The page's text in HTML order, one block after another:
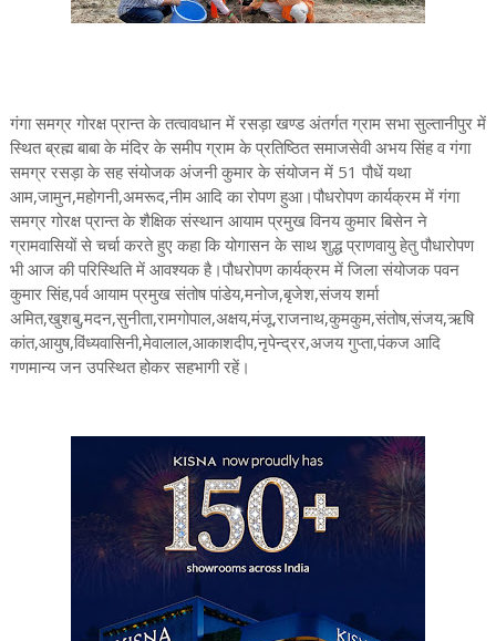
गंगा समग्र गोरक्ष प्रान्त के तत्वावधान में रसड़ा खण्ड अंतर्गत ग्राम सभा सुल्तानीपुर में
स्थित ब्रह्म बाबा के मंदिर के समीप ग्राम के प्रतिष्ठित समाजसेवी अभय सिंह व गंगा
समग्र रसड़ा के सह संयोजक अंजनी कुमार के संयोजन में 51 पौधें यथा
आम,जामुन,महोगनी,अमरूद,नीम आदि का रोपण हुआ।पौधरोपण कार्यक्रम में गंगा
समग्र गोरक्ष प्रान्त के शैक्षिक संस्थान आयाम प्रमुख विनय कुमार बिसेन ने
ग्रामवासियों से चर्चा करते हुए कहा कि योगासन के साथ शुद्ध प्राणवायु हेतु पौधारोपण
भी आज की परिस्थिति में आवश्यक है।पौधरोपण कार्यक्रम में जिला संयोजक पवन
कुमार सिंह,पर्व आयाम प्रमुख संतोष पांडेय,मनोज,बृजेश,संजय शर्मा
अमित,खुशबु,मदन,सुनीता,रामगोपाल,अक्षय,मंजू,राजनाथ,कुमकुम,संतोष,संजय,ऋषि
कांत,आयुष,विंध्यवासिनी,मेवालाल,आकाशदीप,नृपेन्द्रर,अजय गुप्ता,पंकज आदि
गणमान्य जन उपस्थित होकर सहभागी रहें।